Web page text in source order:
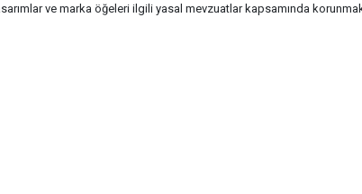
ve marka öğeleri ilgili yasal mevzuatlar kapsamında